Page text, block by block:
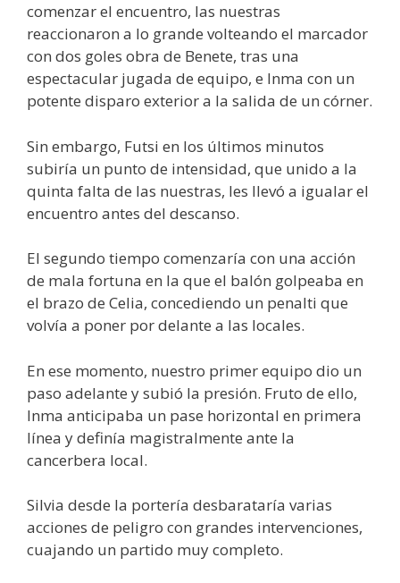
comenzar el encuentro, las nuestras
reaccionaron a lo grande volteando el marcador
con dos goles obra de Benete, tras una
espectacular jugada de equipo, e Inma con un
potente disparo exterior a la salida de un córner.
Sin embargo, Futsi en los últimos minutos
subiría un punto de intensidad, que unido a la
quinta falta de las nuestras, les llevó a igualar el
encuentro antes del descanso.
El segundo tiempo comenzaría con una acción
de mala fortuna en la que el balón golpeaba en
el brazo de Celia, concediendo un penalti que
volvía a poner por delante a las locales.
En ese momento, nuestro primer equipo dio un
paso adelante y subió la presión. Fruto de ello,
Inma anticipaba un pase horizontal en primera
línea y definía magistralmente ante la
cancerbera local.
Silvia desde la portería desbarataría varias
acciones de peligro con grandes intervenciones,
cuajando un partido muy completo.